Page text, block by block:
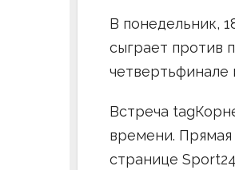
В понедельник,
сыграет против
четвертьфинале
Встреча
времени. Прямая
странице